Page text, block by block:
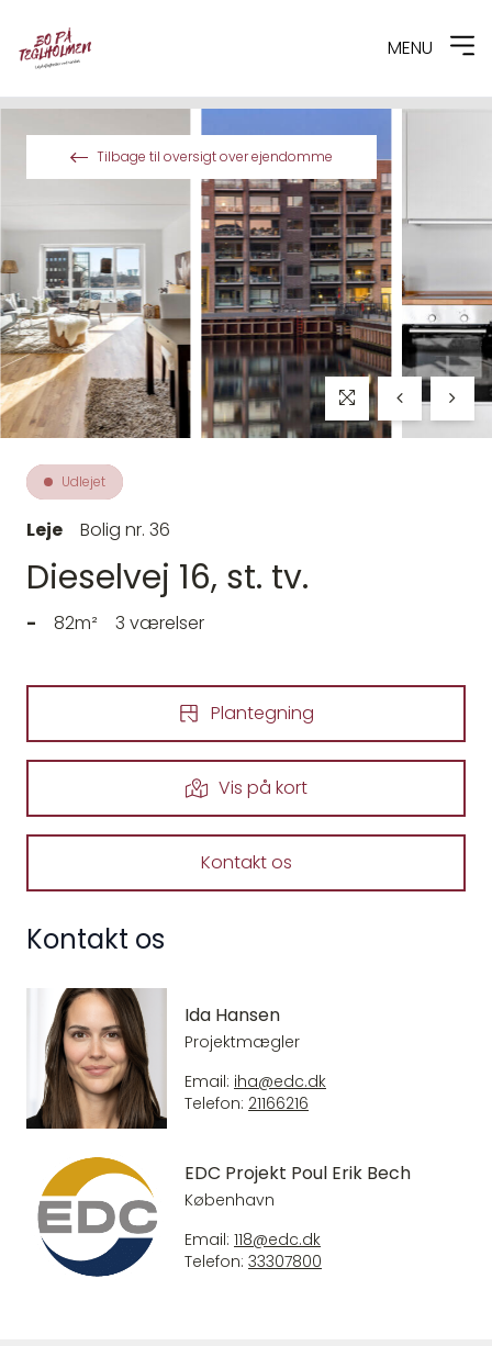
MENU
Tilbage til oversigt over ejendomme
Udlejet
Leje Bolig nr. 36
Dieselvej 16, st. tv.
- 82m² 3 værelser
Plantegning
Vis på kort
Kontakt os
Kontakt os
Ida Hansen
Projektmægler
Email: iha@edc.dk
Telefon: 21166216
EDC Projekt Poul Erik Bech
København
Email: 118@edc.dk
Telefon: 33307800